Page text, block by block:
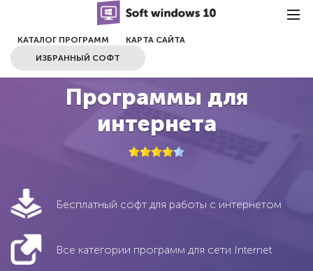
КАТАЛОГ ПРОГРАММ
КАРТА САЙТА
ИЗБРАННЫЙ СОФТ
Программы для
интернета
Бесплатный софт для работы с интернетом
Все категории программ для сети Internet